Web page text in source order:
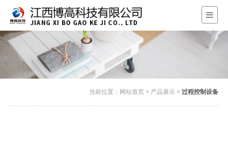
当前位置： 网站首页 > 产品展示 > 过程控制设备